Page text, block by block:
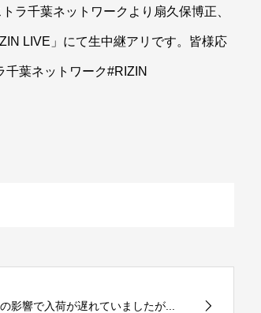
影響で入荷が遅れていましたが...